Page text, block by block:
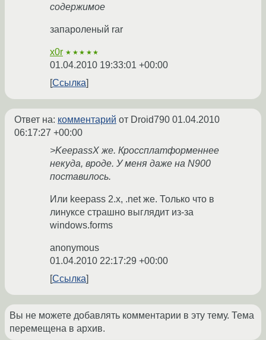
содержимое
запароленый rar
x0r ★★★★★
01.04.2010 19:33:01 +00:00
Ссылка
Ответ на: комментарий от Droid790 01.04.2010
06:17:27 +00:00
>KeepassX же. Кроссплатформеннее
некуда, вроде. У меня даже на N900
поставилось.
Или keepass 2.x, .net же. Только что в
линуксе страшно выглядит из-за
windows.forms
anonymous
01.04.2010 22:17:29 +00:00
Ссылка
Вы не можете добавлять комментарии в эту тему. Тема
перемещена в архив.